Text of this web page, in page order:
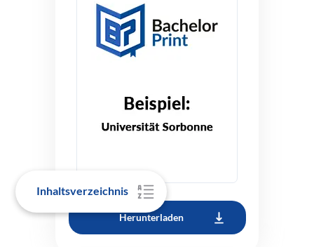
Inhaltsverzeichnis
Herunterladen